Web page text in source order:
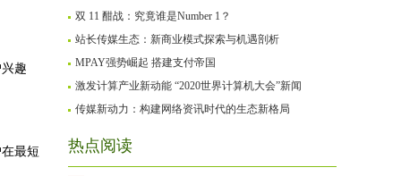
趣
最短
双 11 酣战：究竟谁是Number 1？
站长传媒生态：新商业模式探索与机遇剖析
MPAY强势崛起 搭建支付帝国
激发计算产业新动能 “2020世界计算机大会”新闻
传媒新动力：构建网络资讯时代的生态新格局
热点阅读